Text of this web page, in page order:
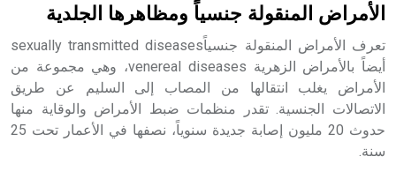
- هل تعلم أن أبجر Abgar اسم معروف جيداً يعود إلى عدد من
الملوك الذين حكموا مدينة إديسا (الرها) من أبجر الأول وحتى
التاسع، وهم ينتسبون إلى أسرة أوسروين
الأمراض المنقولة جنسياً ومظاهرها الجلدية
تعرف الأمراض المنقولة جنسياًsexually transmitted diseases
أيضاً بالأمراض الزهرية venereal diseases، وهي مجموعة من
الأمراض يغلب انتقالها من المصاب إلى السليم عن طريق
الاتصالات الجنسية. تقدر منظمات ضبط الأمراض والوقاية منها
حدوث 20 مليون إصابة جديدة سنوياً، نصفها في الأعمار تحت 25
سنة.